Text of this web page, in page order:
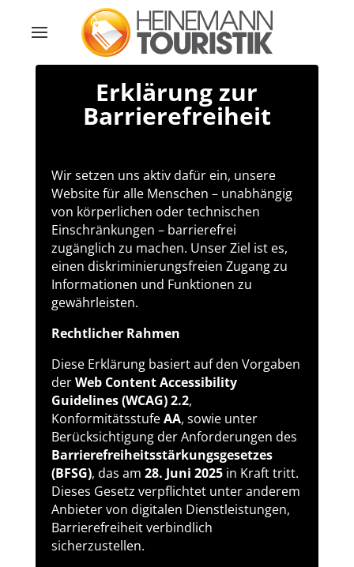
Erklärung zur
Barrierefreiheit
Wir setzen uns aktiv dafür ein, unsere
Website für alle Menschen – unabhängig
von körperlichen oder technischen
Einschränkungen – barrierefrei
zugänglich zu machen. Unser Ziel ist es,
einen diskriminierungsfreien Zugang zu
Informationen und Funktionen zu
gewährleisten.
Rechtlicher Rahmen
Diese Erklärung basiert auf den Vorgaben
derWeb Content Accessibility
Guidelines (WCAG) 2.2,
KonformitätsstufeAA, sowie unter
Berücksichtigung der Anforderungen des
Barrierefreiheitsstärkungsgesetzes
(BFSG), das am 28. Juni 2025in Kraft tritt.
Dieses Gesetz verpflichtet unter anderem
Anbieter von digitalen Dienstleistungen,
Barrierefreiheit verbindlich
sicherzustellen.